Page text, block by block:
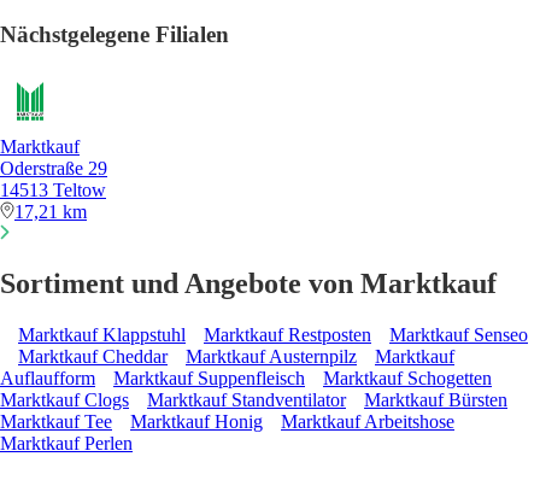
Nächstgelegene Filialen
Marktkauf
Oderstraße 29
14513 Teltow
17,21 km
Sortiment und Angebote von Marktkauf
Marktkauf Klappstuhl Marktkauf Restposten
Marktkauf Senseo
Marktkauf Cheddar
Marktkauf Austernpilz
Marktkauf
Auflaufform
Marktkauf Suppenfleisch
Marktkauf Schogetten
Marktkauf Clogs
Marktkauf Standventilator
Marktkauf Bürsten
Marktkauf Tee
Marktkauf Honig
Marktkauf Arbeitshose
Marktkauf Perlen